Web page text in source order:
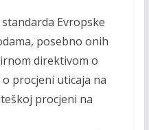
Evropske
posebno onih
direktivom o
procjeni uticaja na
procjeni na